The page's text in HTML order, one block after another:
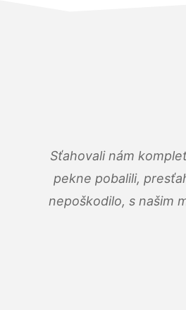
Sťahovali nám
pekne pobalili,
nepoškodilo, s našim